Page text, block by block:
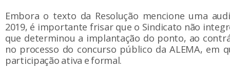
Embora o texto da Resolução mencione uma
2019, é importante frisar que o Sindicato não
que determinou a implantação do ponto, ao
no processo do concurso público da ALEMA, em
participação ativa e formal.